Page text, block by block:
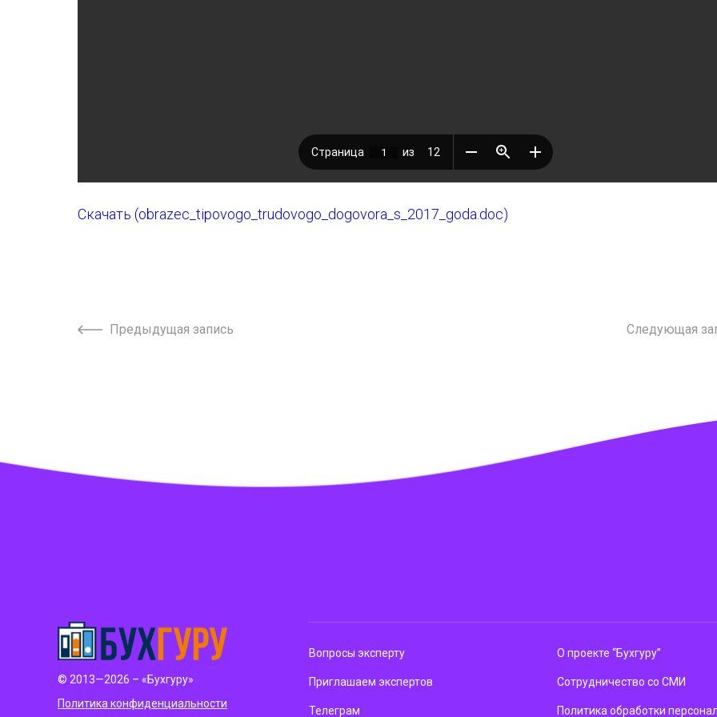
Скачать (obrazec_tipovogo_trudovogo_dogovora_s_2017_goda.doc)
Предыдущая запись Следующая
© 2013—2026 – «Бухгуру»
Политика конфиденциальности
Вопросы эксперту
Приглашаем экспертов
Телеграм
О проекте “Бухгуру”
Сотрудничество со СМИ
Политика обработки